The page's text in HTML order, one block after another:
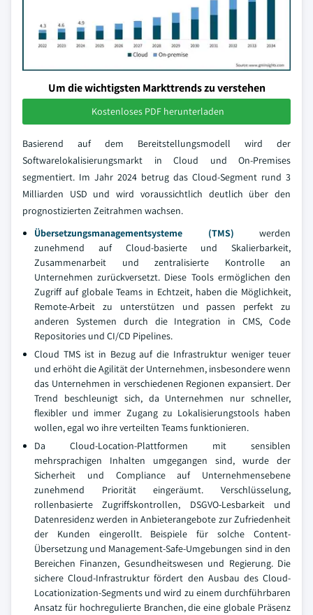
Um die wichtigsten Markttrends zu verstehen
Kostenloses PDF herunterladen
Basierend auf dem Bereitstellungsmodell wird der
Softwarelokalisierungsmarkt in Cloud und On-Premises
segmentiert. Im Jahr 2024 betrug das Cloud-Segment rund 3
Milliarden USD und wird voraussichtlich deutlich über den
prognostizierten Zeitrahmen wachsen.
Übersetzungsmanagementsysteme (TMS) werden
zunehmend auf Cloud-basierte und Skalierbarkeit,
Zusammenarbeit und zentralisierte Kontrolle an
Unternehmen zurückversetzt. Diese Tools ermöglichen den
Zugriff auf globale Teams in Echtzeit, haben die Möglichkeit,
Remote-Arbeit zu unterstützen und passen perfekt zu
anderen Systemen durch die Integration in CMS, Code
Repositories und CI/CD Pipelines.
Cloud TMS ist in Bezug auf die Infrastruktur weniger teuer
und erhöht die Agilität der Unternehmen, insbesondere wenn
das Unternehmen in verschiedenen Regionen expansiert. Der
Trend beschleunigt sich, da Unternehmen nur schneller,
flexibler und immer Zugang zu Lokalisierungstools haben
wollen, egal wo ihre verteilten Teams funktionieren.
Da Cloud-Location-Plattformen mit sensiblen
mehrsprachigen Inhalten umgegangen sind, wurde der
Sicherheit und Compliance auf Unternehmensebene
zunehmend Priorität eingeräumt. Verschlüsselung,
rollenbasierte Zugriffskontrollen, DSGVO-Lesbarkeit und
Datenresidenz werden in Anbieterangebote zur Zufriedenheit
der Kunden eingerollt. Beispiele für solche Content-
Übersetzung und Management-Safe-Umgebungen sind in den
Bereichen Finanzen, Gesundheitswesen und Regierung. Die
sichere Cloud-Infrastruktur fördert den Ausbau des Cloud-
Locationization-Segments und wird zu einem durchführbaren
Ansatz für hochregulierte Branchen, die eine globale Präsenz